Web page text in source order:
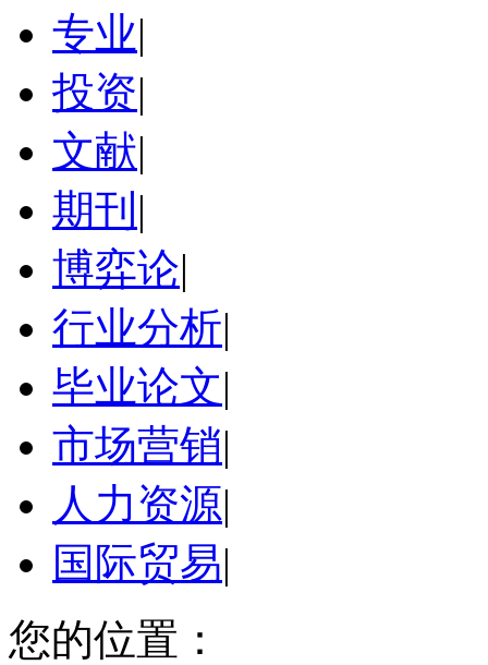
专业|
投资|
文献|
期刊 |
博弈论|
行业分析|
毕业论文|
市场营销|
人力资源|
国际贸易|
您的位置：